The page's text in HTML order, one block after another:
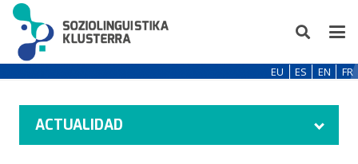
EU ES EN FR
ACTUALIDAD